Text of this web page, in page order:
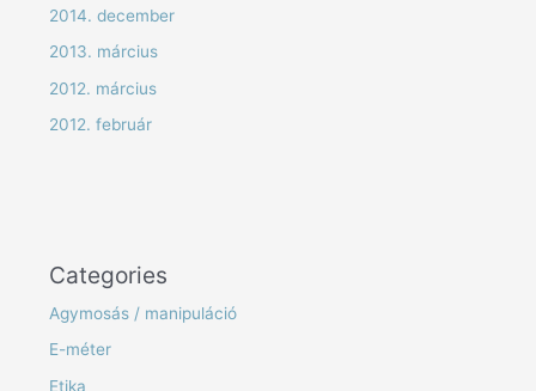
2014. december
2013. március
2012. március
2012. február
Categories
Agymosás / manipuláció
E-méter
Etika